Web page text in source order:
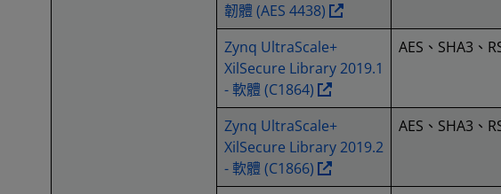
韌體 (AES 4438)
Zynq UltraScale+
XilSecure Library 2019.1
- 軟體 (C1864)
AES、SHA3、
Zynq UltraScale+
XilSecure Library 2019.2
- 軟體 (C1866)
AES、SHA3、